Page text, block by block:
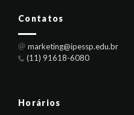
Contatos
marketing@ipessp.edu.br
(11) 91618-6080
Horários